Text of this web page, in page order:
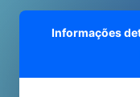
Informações